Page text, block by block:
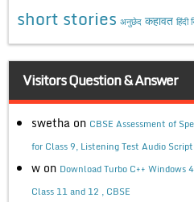
short stories अनुछेद कहावत हिंदी
Visitors Question & Answer
swetha on CBSE Assessment of
for Class 9, Listening Test Audio Script
w on Download Turbo C++
Class 11 and 12 , CBSE